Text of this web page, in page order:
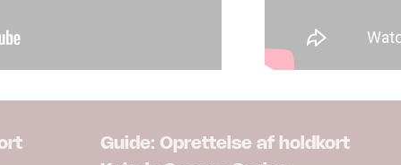
Guide: Oprettelse af holdkort